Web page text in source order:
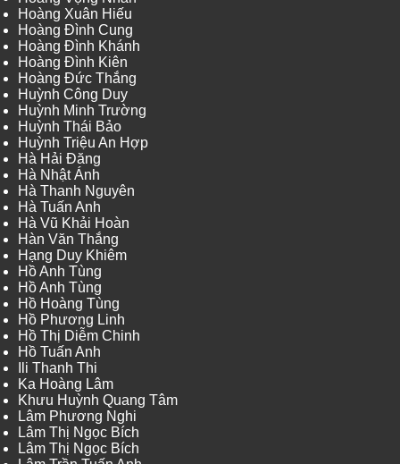
Hoàng Xuân Hiếu
Hoàng Đình Cung
Hoàng Đình Khánh
Hoàng Đình Kiên
Hoàng Đức Thắng
Huỳnh Công Duy
Huỳnh Minh Trường
Huỳnh Thái Bảo
Huỳnh Triệu An Hợp
Hà Hải Đăng
Hà Nhật Ánh
Hà Thanh Nguyên
Hà Tuấn Anh
Hà Vũ Khải Hoàn
Hàn Văn Thắng
Hạng Duy Khiêm
Hồ Anh Tùng
Hồ Anh Tùng
Hồ Hoàng Tùng
Hồ Phương Linh
Hồ Thị Diễm Chinh
Hồ Tuấn Anh
Ili Thanh Thi
Ka Hoàng Lâm
Khưu Huỳnh Quang Tâm
Lâm Phương Nghi
Lâm Thị Ngọc Bích
Lâm Thị Ngọc Bích